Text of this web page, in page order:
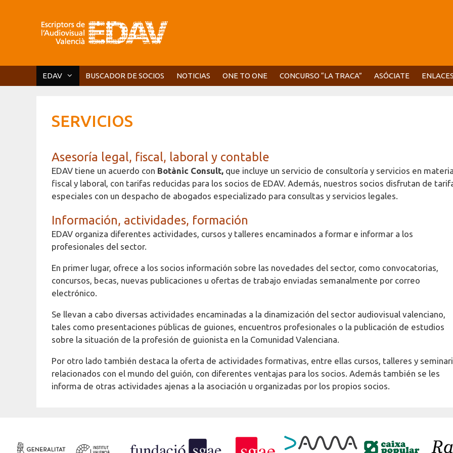
EDAV BUSCADOR DE SOCIOS NOTICIAS ONE TO ONE CONCURSO “LA TRACA” ASÓCIATE
SERVICIOS
Asesoría legal, fiscal, laboral y contable
EDAV tiene un acuerdo con Botànic Consult, que incluye un servicio de consultoría y servicios en
fiscal y laboral, con tarifas reducidas para los socios de EDAV. Además, nuestros socios disfrutan de
especiales con un despacho de abogados especializado para consultas y servicios legales.
Información, actividades, formación
EDAV organiza diferentes actividades, cursos y talleres encaminados a formar e informar a los
profesionales del sector.
En primer lugar, ofrece a los socios información sobre las novedades del sector, como convocatorias,
concursos, becas, nuevas publicaciones u ofertas de trabajo enviadas semanalmente por correo
electrónico.
Se llevan a cabo diversas actividades encaminadas a la dinamización del sector audiovisual valenciano,
tales como presentaciones públicas de guiones, encuentros profesionales o la publicación de estudios
sobre la situación de la profesión de guionista en la Comunidad Valenciana.
Por otro lado también destaca la oferta de actividades formativas, entre ellas cursos, talleres y
relacionados con el mundo del guión, con diferentes ventajas para los socios. Además también se les
informa de otras actividades ajenas a la asociación u organizadas por los propios socios.